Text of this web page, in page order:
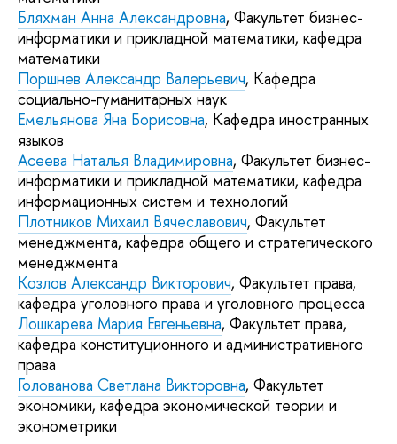
Бляхман Анна Александровна, Факультет бизнес-
информатики и прикладной математики, кафедра
математики
Поршнев Александр Валерьевич, Кафедра
социально-гуманитарных наук
Емельянова Яна Борисовна, Кафедра иностранных
языков
Асеева Наталья Владимировна, Факультет бизнес-
информатики и прикладной математики, кафедра
информационных систем и технологий
Плотников Михаил Вячеславович, Факультет
менеджмента, кафедра общего и стратегического
менеджмента
Козлов Александр Викторович, Факультет права,
кафедра уголовного права и уголовного процесса
Лошкарева Мария Евгеньевна, Факультет права,
кафедра конституционного и административного
права
Голованова Светлана Викторовна, Факультет
экономики, кафедра экономической теории и
эконометрики